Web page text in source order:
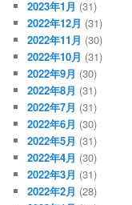
2023年1月 (31)
2022年12月 (31)
2022年11月 (30)
2022年10月 (31)
2022年9月 (30)
2022年8月 (31)
2022年7月 (31)
2022年6月 (30)
2022年5月 (31)
2022年4月 (30)
2022年3月 (31)
2022年2月 (28)